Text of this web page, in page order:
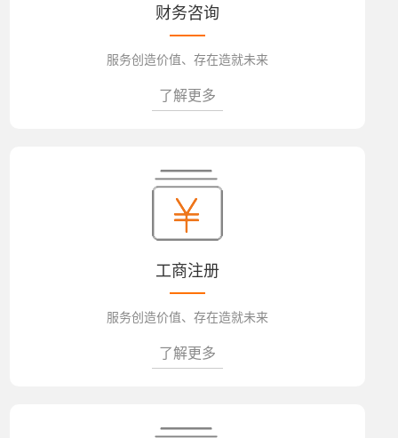
财务咨询
服务创造价值、存在造就未来
了解更多
工商注册
服务创造价值、存在造就未来
了解更多